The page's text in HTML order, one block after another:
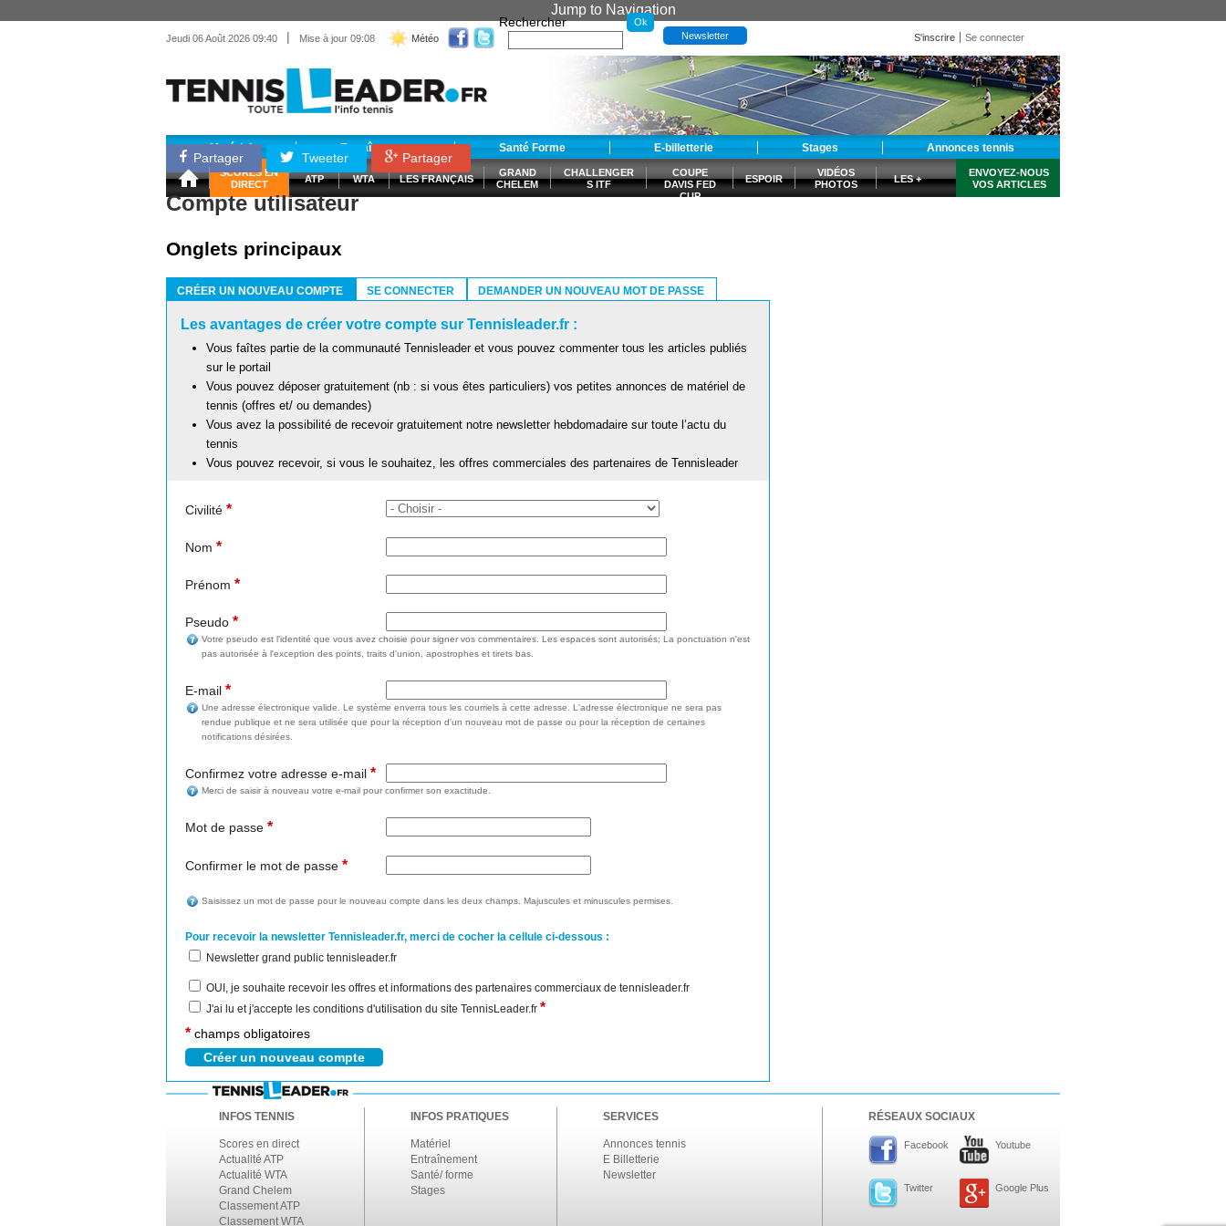
Jump to Navigation
Jeudi 06 Août 2026 09:40 | Mise à jour 09:08 Météo
Rechercher
Newsletter S'inscrire Se connecter
Matériel Entraînement Santé Forme E-billetterie Stages Annonces tennis
SCORES EN
DIRECT
ATP WTA LES FRANÇAIS
GRAND
CHELEM
CHALLENGER
S ITF
COUPE
DAVIS FED
CUP
ESPOIR
VIDÉOS
PHOTOS
LES +
ENVOYEZ-NOUS
VOS ARTICLES
Partager Tweeter Partager
Compte utilisateur
Onglets principaux
CRÉER UN NOUVEAU COMPTE
SE CONNECTER DEMANDER UN NOUVEAU MOT DE PASSE
Les avantages de créer votre compte sur Tennisleader.fr :
Vous faîtes partie de la communauté Tennisleader et vous pouvez commenter tous les articles publiés
sur le portail
Vous pouvez déposer gratuitement (nb : si vous êtes particuliers) vos petites annonces de matériel de
tennis (offres et/ ou demandes)
Vous avez la possibilité de recevoir gratuitement notre newsletter hebdomadaire sur toute l’actu du
tennis
Vous pouvez recevoir, si vous le souhaitez, les offres commerciales des partenaires de Tennisleader
Civilité *
Nom *
Prénom *
Pseudo *
Votre pseudo est l'identité que vous avez choisie pour signer vos commentaires. Les espaces sont autorisés; La ponctuation n'est
pas autorisée à l'exception des points, traits d'union, apostrophes et tirets bas.
E-mail *
Une adresse électronique valide. Le système enverra tous les courriels à cette adresse. L'adresse électronique ne sera pas
rendue publique et ne sera utilisée que pour la réception d'un nouveau mot de passe ou pour la réception de certaines
notifications désirées.
Confirmez votre adresse e-mail *
Merci de saisir à nouveau votre e-mail pour confirmer son exactitude.
Mot de passe *
Confirmer le mot de passe *
Saisissez un mot de passe pour le nouveau compte dans les deux champs. Majuscules et minuscules permises.
Pour recevoir la newsletter Tennisleader.fr, merci de cocher la cellule ci-dessous :
Newsletter grand public tennisleader.fr
OUI, je souhaite recevoir les offres et informations des partenaires commerciaux de tennisleader.fr
J'ai lu et j'accepte les conditions d'utilisation du site TennisLeader.fr *
* champs obligatoires
INFOS TENNIS
Scores en direct
Actualité ATP
Actualité WTA
Grand Chelem
Classement ATP
Classement WTA
INFOS PRATIQUES
Matériel
Entraînement
Santé/ forme
Stages
SERVICES
Annonces tennis
E Billetterie
Newsletter
RÉSEAUX SOCIAUX
Facebook Youtube
Twitter Google Plus